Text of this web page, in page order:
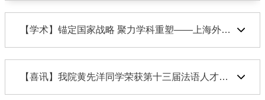
出海的领军企业，阅文旗下起点国际（WebNovel）已构建起
覆盖全球的数字阅读与创作平台，涵盖英语、法语、德语、西
导下参观一楼展馆，通过图文、视频及实物展示，全面了解企
业发展历程、业务布局、IP生态建设及行业影响力。随后，大
【学术】锚定国家战略 聚力学科重塑——上海外国语大学欧洲学院召开学科建设专家指导会
【喜讯】我院黄先洋同学荣获第十三届法语人才竞赛全国总冠军